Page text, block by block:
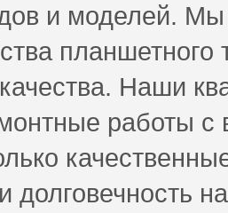
и моделей. Мы
планшетного
Наши
работы с
долговечность